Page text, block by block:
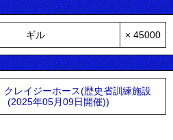
ギル × 45000
クレイジーホース(歴史省訓練施設
(2025年05月09日開催))